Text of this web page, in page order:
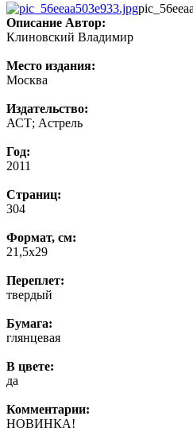
Описание Автор:
Клиновский Владимир
Место издания:
Москва
Издательство:
АСТ; Астрель
Год:
2011
Страниц:
304
Формат, см:
21,5х29
Переплет:
твердый
Бумага:
глянцевая
В цвете:
да
Комментарии:
НОВИНКА!